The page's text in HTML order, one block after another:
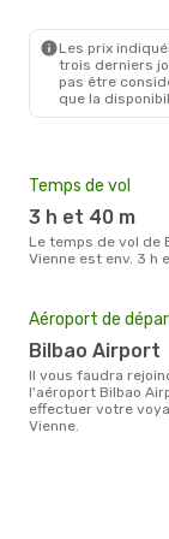
VIE - BIO
Les prix
trois derniers
pas être
que la
Temps de vol
3 h et 40 m
Le temps de vol de Bilbao vers
Vienne est env. 3 h
Aéroport de
Bilbao Airport
Il vous faudra rejoindre
l'aéroport Bilbao
effectuer votre
Vienne.